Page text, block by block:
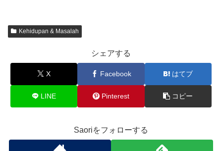
Kehidupan & Masalah
シェアする
X Facebook はてブ
LINE Pinterest コピー
Saoriをフォローする